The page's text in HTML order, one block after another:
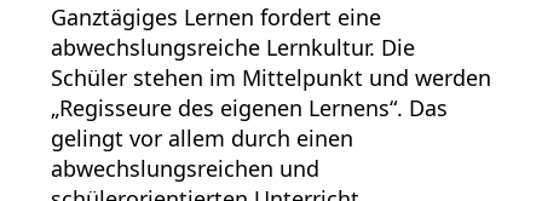
Ganztägiges Lernen fordert eine
abwechslungsreiche Lernkultur. Die
Schüler stehen im Mittelpunkt und werden
„Regisseure des eigenen Lernens“. Das
gelingt vor allem durch einen
abwechslungsreichen und